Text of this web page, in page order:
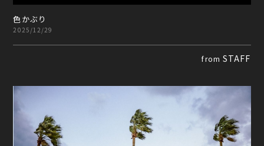
色かぶり
2025/12/29
from STAFF